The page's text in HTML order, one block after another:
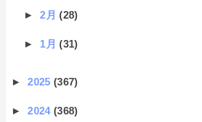
►2月(28)
► 1月(31)
►2025(367)
►2024(368)